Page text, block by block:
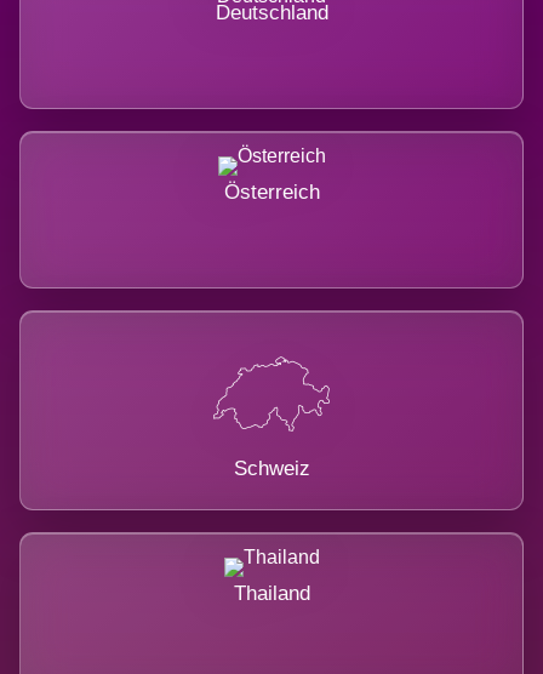
Deutschland
Österreich
Schweiz
Thailand